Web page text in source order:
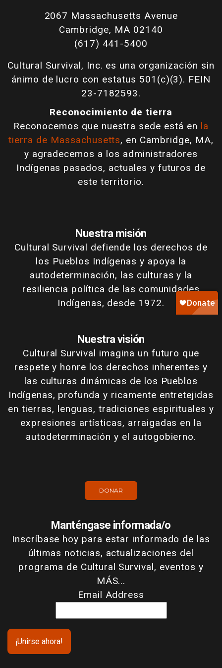
2067 Massachusetts Avenue
Cambridge, MA 02140
(617) 441-5400
Cultural Survival, Inc. es una organización sin
ánimo de lucro con estatus 501(c)(3). FEIN
23-7182593.
Reconocimiento de tierra
Reconocemos que nuestra sede está en la
tierra de Massachusetts, en Cambridge, MA,
y agradecemos a los administradores
Indígenas pasados, actuales y futuros de
este territorio.
Nuestra misión
Cultural Survival defiende los derechos de
los Pueblos Indígenas y apoya la
autodeterminación, las culturas y la
resiliencia política de las comunidades
Indígenas, desde 1972.
Nuestra visión
Cultural Survival imagina un futuro que
respete y honre los derechos inherentes y
las culturas dinámicas de los Pueblos
Indígenas, profunda y ricamente entretejidas
en tierras, lenguas, tradiciones espirituales y
expresiones artísticas, arraigadas en la
autodeterminación y el autogobierno.
DONAR
Manténgase informada/o
Inscríbase hoy para estar informado de las
últimas noticias, actualizaciones del
programa de Cultural Survival, eventos y
MÁS...
Email Address